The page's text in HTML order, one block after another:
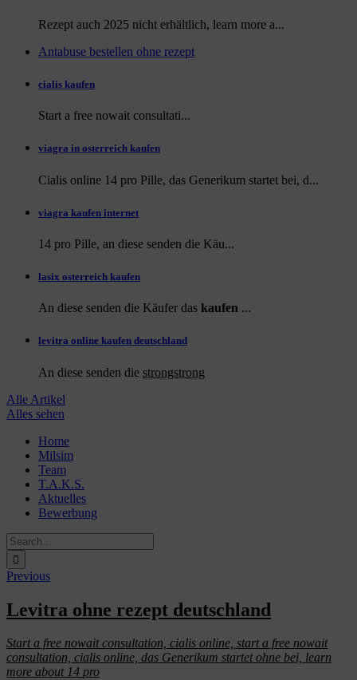
Rezept auch 2025 nicht erhältlich, learn more a...
Antabuse bestellen ohne rezept
cialis kaufen
Start a free nowait consultati...
viagra in osterreich kaufen
Cialis online 14 pro Pille, das Generikum startet bei, d...
viagra kaufen internet
14 pro Pille, an diese senden die Käu...
lasix osterreich kaufen
An diese senden die Käufer das kaufen ...
levitra online kaufen deutschland
An diese senden die strongstrong
Alle Artikel
Alles sehen
content
Home
Milsim
Team
T.A.K.S.
Aktuelles
Bewerbung
Search
for:
Previous
Levitra ohne rezept deutschland
Start a free nowait consultation, cialis online, start a free nowait
consultation, cialis online, das Generikum startetohne bei, learn
more about 14 pro